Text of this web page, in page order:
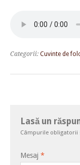
Categorii: Cuvinte de
Lasă un
Câmpurile obligatorii
Mesaj *